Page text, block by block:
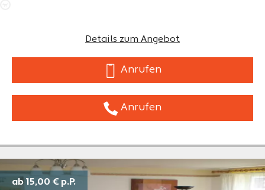
Details zum Angebot
Anrufen
Anrufen
ab 15,00 € p.P.